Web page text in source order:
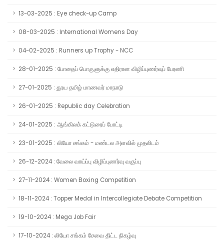
13-03-2025 : Eye check-up Camp
08-03-2025 : International Womens Day
04-02-2025 : Runners up Trophy - NCC
28-01-2025 : போதைப் பொருளுக்கு எதிரான விழிப்புணர்வுப் பேரணி
27-01-2025 : தூய தமிழ் மாணவர் மாநாடு
26-01-2025 : Republic day Celebration
24-01-2025 : ஆங்கிலக் கட்டுரைப் போட்டி
23-01-2025 : லியோ சங்கம் - மண்டல அளவில் முதலிடம்
26-12-2024 : வேலை வாய்ப்பு விழிப்புணர்வு வகுப்பு
27-11-2024 : Women Boxing Competition
18-11-2024 : Topper Medal in Intercollegiate Debate Competition
19-10-2024 : Mega Job Fair
17-10-2024 : லியோ சங்கம் சேவை திட்ட நிகழ்வு